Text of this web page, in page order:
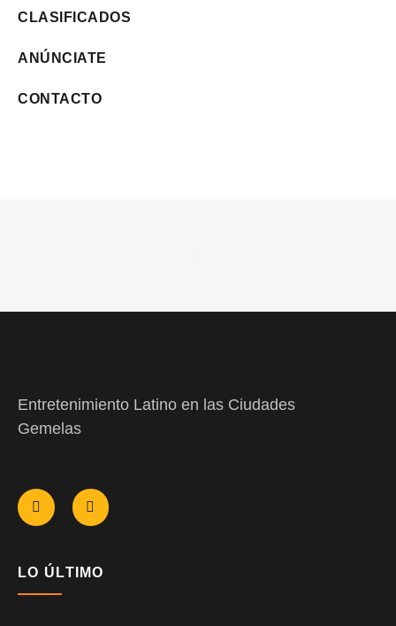
CLASIFICADOS
ANÚNCIATE
CONTACTO
Entretenimiento Latino en las Ciudades
Gemelas
LO ÚLTIMO